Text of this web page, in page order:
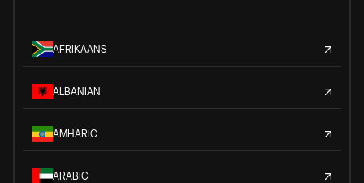
AFRIKAANS
ALBANIAN
AMHARIC
ARABIC